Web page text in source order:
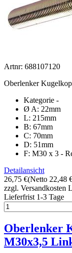
Artnr: 688107120
Oberlenker
Kategorie -
Ø A: 22mm
L: 215mm
B: 67mm
C: 70mm
D: 51mm
F: M30 x 3 -
Detailansicht
26,75 €(Netto 22,48
zzgl. Versandkosten
Lieferfrist 1-3 Tage
Oberlenker
M30x3,5